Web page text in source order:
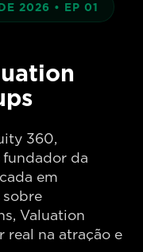
2026 • EP 01
360,
da
em
sobre
Valuation
real na atração e